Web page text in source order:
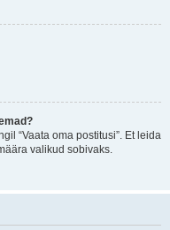
“Vaata oma postitusi”. Et leida
valikud sobivaks.